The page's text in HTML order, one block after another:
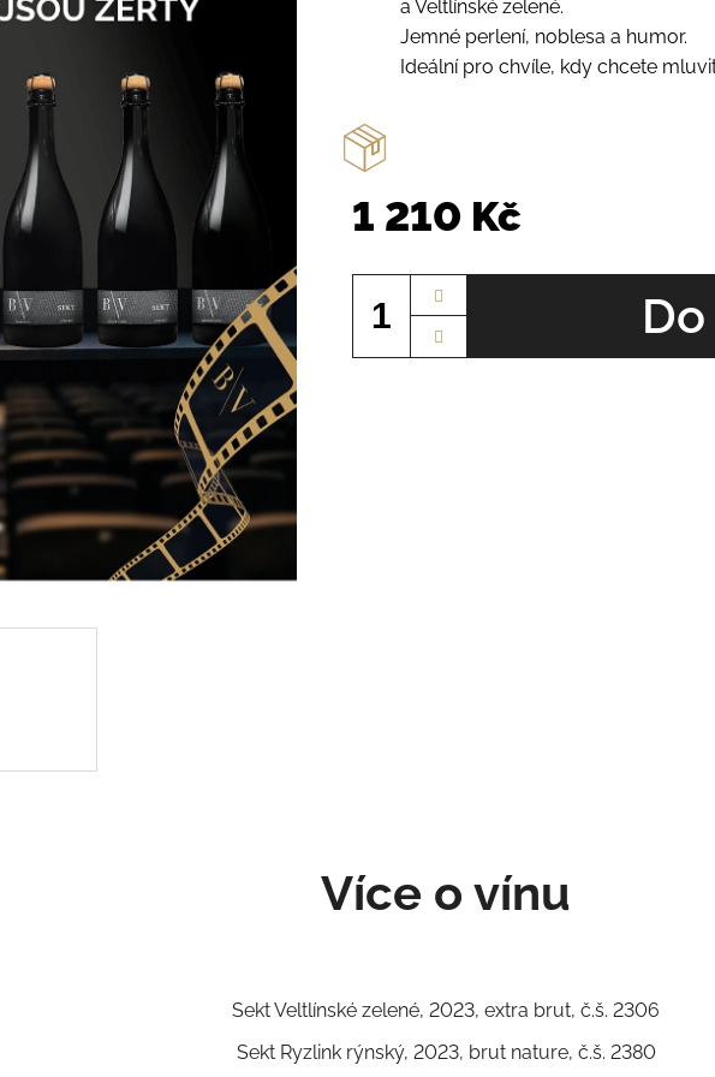
a Veltlínské zelené.
Jemné perlení, noblesa a humor.
Ideální pro chvíle, kdy chcete
1 210 Kč
Více o vínu
Sekt Veltlínské zelené, 2023, extra brut, č.š. 2306
Sekt Ryzlink rýnský, 2023, brut nature, č.š. 2380